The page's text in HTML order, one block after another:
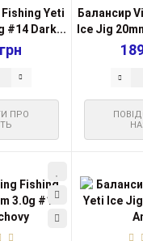
Yeti
#14 Dark...
ПРО
Балансир
Ice Jig